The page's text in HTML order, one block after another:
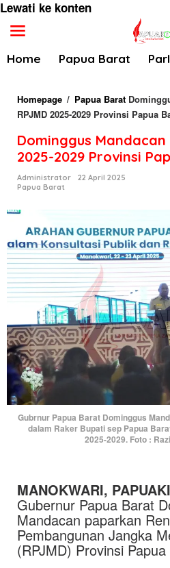
Lewati ke konten
Home Papua Barat
Homepage / Papua Barat
RPJMD 2025-2029 Provinsi Papua
Dominggus Mandacan
2025-2029 Provinsi
Administrator
22 April 2025
Papua Barat
Gubrnur Papua Barat Dominggus
dalam Raker Bupati sep Papua
2025-2029. Foto :
MANOKWARI,
Gubernur Papua Barat
Mandacan paparkan
Pembangunan Jangka
(RPJMD) Provinsi